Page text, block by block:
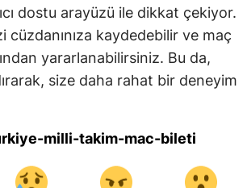
Ordu
Rize
Samsun
dostu arayüzü ile dikkat çekiyor.
cüzdanınıza kaydedebilir ve maç
yararlanabilirsiniz. Bu da,
size daha rahat bir deneyim
milli-takim-mac-bileti